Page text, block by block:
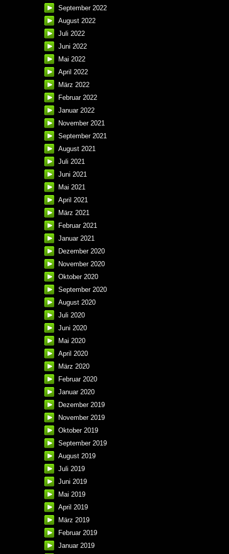
September 2022
August 2022
Juli 2022
Juni 2022
Mai 2022
April 2022
März 2022
Februar 2022
Januar 2022
November 2021
September 2021
August 2021
Juli 2021
Juni 2021
Mai 2021
April 2021
März 2021
Februar 2021
Januar 2021
Dezember 2020
November 2020
Oktober 2020
September 2020
August 2020
Juli 2020
Juni 2020
Mai 2020
April 2020
März 2020
Februar 2020
Januar 2020
Dezember 2019
November 2019
Oktober 2019
September 2019
August 2019
Juli 2019
Juni 2019
Mai 2019
April 2019
März 2019
Februar 2019
Januar 2019